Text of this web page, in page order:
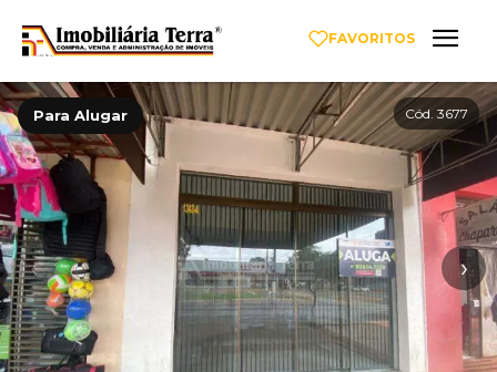
FAVORITOS
Para Alugar Cód. 3677
‹ ›